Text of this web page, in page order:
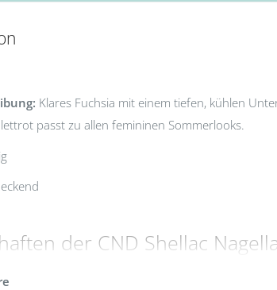
Klares Fuchsia mit einem tiefen, kühlen
passt zu allen femininen Sommerlooks.
der CND Shellac
eine ganze Reihe Farbtönen & Kombinationen.